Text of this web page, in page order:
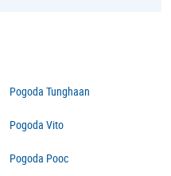
Pogoda Tunghaan
Pogoda Vito
Pogoda Pooc